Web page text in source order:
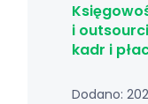
i
kadr i
Dodano: